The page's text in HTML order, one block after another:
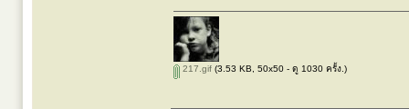
217.gif (3.53 KB, 50x50 - ดู 1030 ครั้ง.)